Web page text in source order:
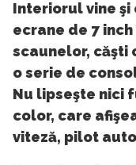
Interiorul vine şi
ecrane de 7
scaunelor, căşti
o serie de
Nu lipseşte nici
color, care
viteză, pilot